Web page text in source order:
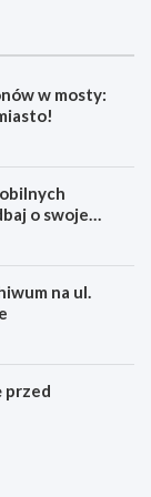
w mosty:
o swoje
na ul.
przed